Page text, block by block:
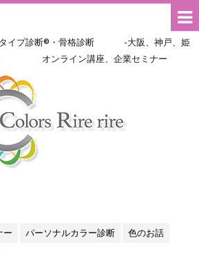
タイプ診断®・骨格診断 -大阪、神戸、姫
- オンライン講座、企業セミナー
ー パーソナルカラー診断 色のお話